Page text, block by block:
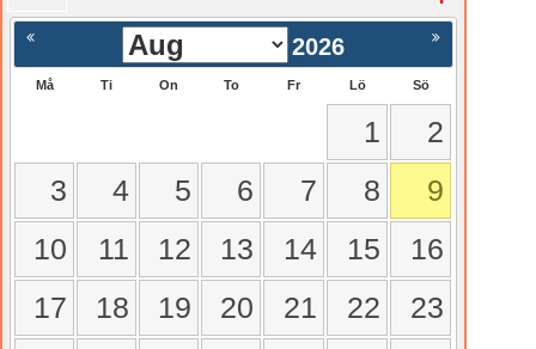
2026
Må Ti On To Fr Lö Sö
1
2
3
4 5 6 7 8
9
10
11 12 13 14 15
16
17
18 19 20 21 22
23